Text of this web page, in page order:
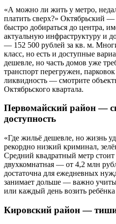
«А можно ли жить у метро,
платить сверх?» Октябрьский
быстро добираться до центра,
актуальную инфраструктуру и
— 152 500 рублей за кв. м.
класс, но есть и доступные
дешевле, но часть домов уже
транспорт перегружен,
ликвидность — смотрите
Октябрьского квартала.
Первомайский район —
доступность
«Где жильё дешевле, но жизнь
рекордно низкий криминал,
Средний квадратный метр стоит
двухкомнатная — от 4,2 млн
достаточна для ежедневных
занимает дольше — важно
или каждый день возить
Кировский район —